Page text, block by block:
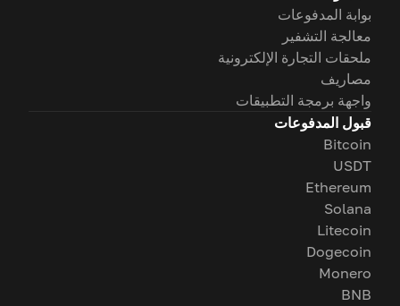
بوابة المدفوعات
معالجة التشفير
ملحقات التجارة الإلكترونية
مصاريف
واجهة برمجة التطبيقات
قبول المدفوعات
Bitcoin
USDT
Ethereum
Solana
Litecoin
Dogecoin
Monero
BNB